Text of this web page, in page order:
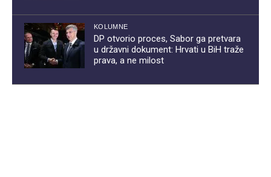
KOLUMNE
DP otvorio proces, Sabor ga pretvara
u državni dokument: Hrvati u BiH traže
prava, a ne milost